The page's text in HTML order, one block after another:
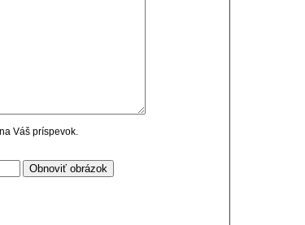
Váš príspevok.